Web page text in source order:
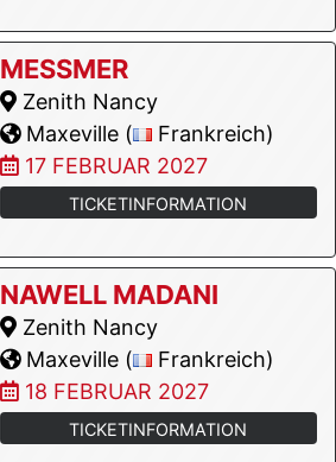
MESSMER
Zenith Nancy
Maxeville (
Frankreich)
17 FEBRUAR 2027
TICKETINFORMATION
NAWELL MADANI
Zenith Nancy
Maxeville (
Frankreich)
18 FEBRUAR 2027
TICKETINFORMATION